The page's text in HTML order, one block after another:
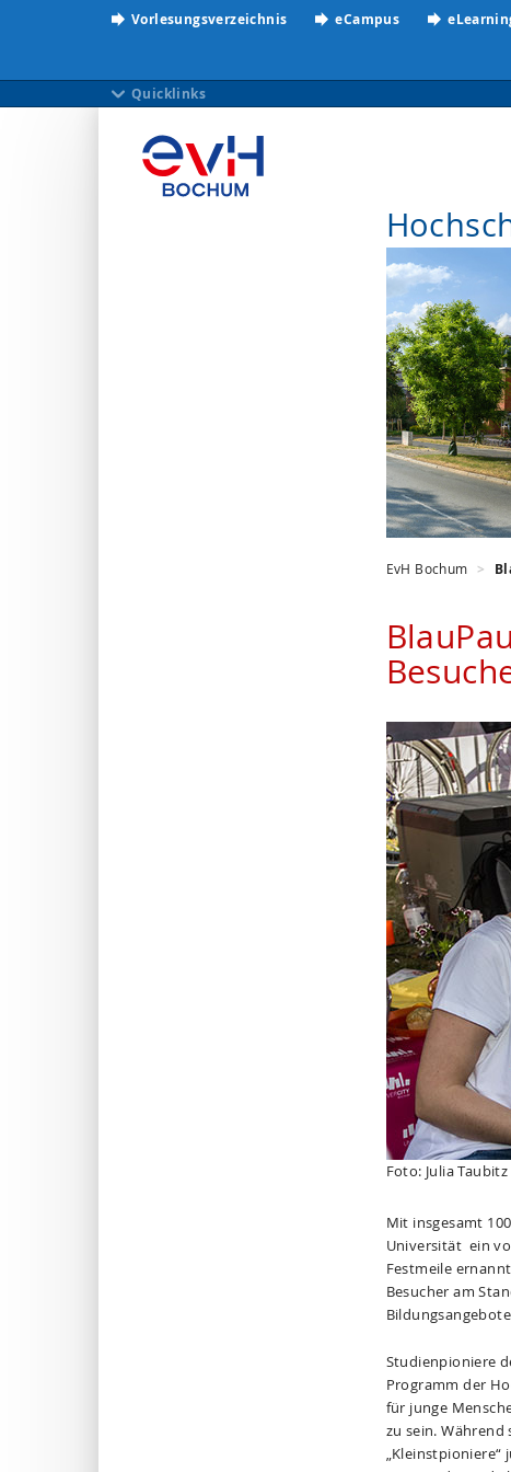
Vorlesungsverzeichnis eCampus
Quicklinks
EvH Bochum
Foto: Julia Taubitz
Mit insgesamt
Universität ein
Festmeile
Besucher am
Studienpioniere
Programm der
für junge
zu sein.